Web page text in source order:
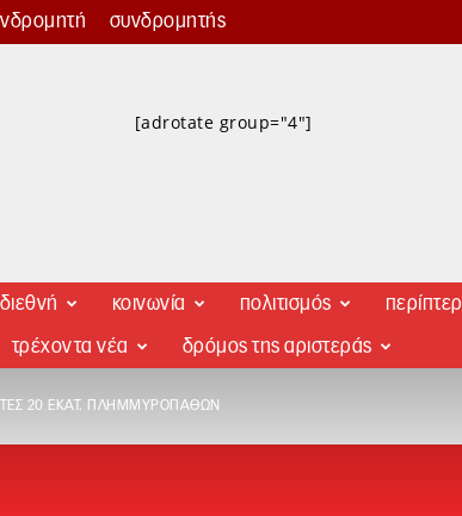
συνδρομητής
[adrotate group="4"]
διεθνή κοινωνία πολιτισμός
τρέχοντα νέα δρόμος της αριστεράς
20 ΕΚΑΤ. ΠΛΗΜΜΥΡΟΠΑΘΏΝ